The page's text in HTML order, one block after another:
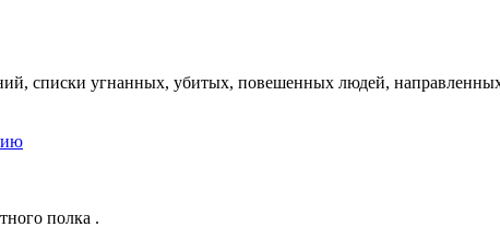
списки угнанных, убитых, повешенных людей,
полка .